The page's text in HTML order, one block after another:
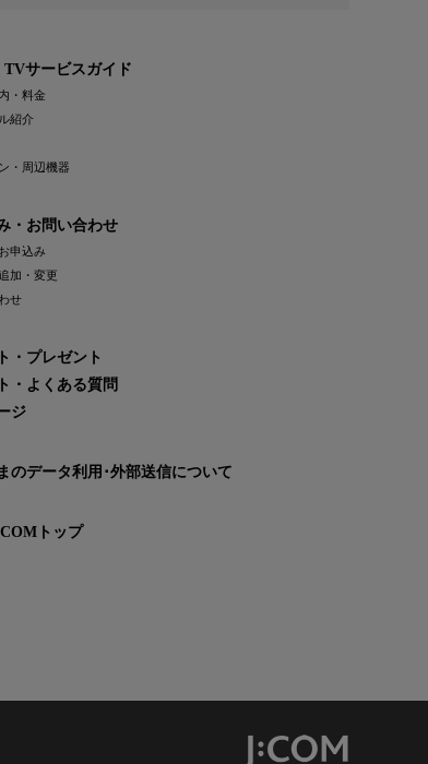
サービスガイド
・料金
紹介
・周辺機器
・お問い合わせ
申込み
加・変更
せ
・プレゼント
・よくある質問
ジ
のデータ利用･外部送信について
トップ